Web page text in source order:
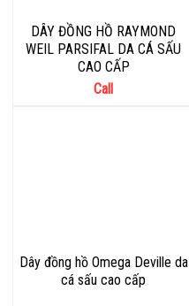
DÂY ĐỒNG HỒ RAYMOND
WEIL PARSIFAL DA CÁ SẤU
CAO CẤP
Call
Dây đồng hồ Omega Deville da
cá sấu cao cấp